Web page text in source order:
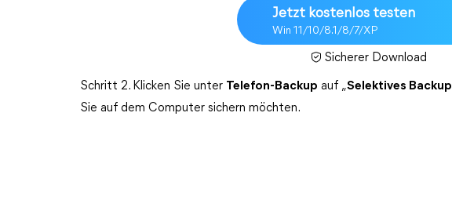
Jetzt kostenlos testen
Win 11/10/8.1/8/7/XP
Sicherer Download
Schritt 2. Klicken Sie unter Telefon-Backup auf „Selektives Backup
Sie auf dem Computer sichern möchten.